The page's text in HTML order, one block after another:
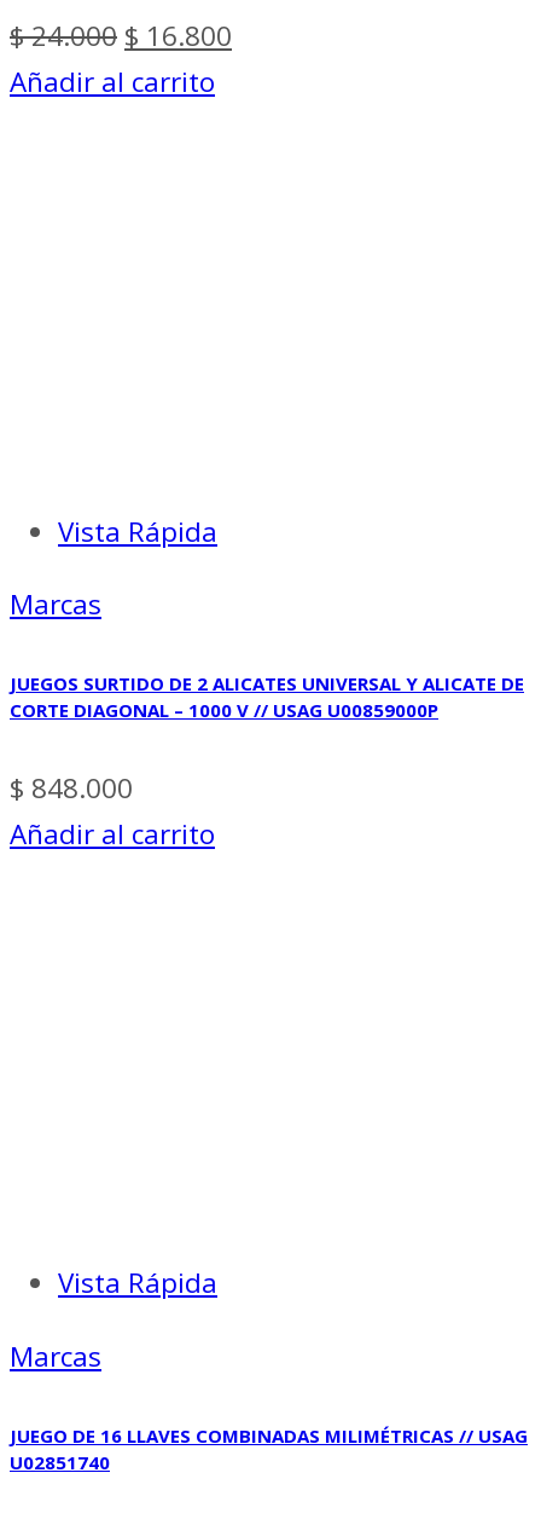
$24.000 El
precio
$ 16.800
Añadir al carrito
Vista Rápida
Marcas
JUEGOS SURTIDO DE 2 ALICATES UNIVERSAL Y ALICATE DE
CORTE DIAGONAL – 1000 V // USAG U00859000P
$ 848.000
Añadir al carrito
Vista Rápida
Marcas
JUEGO DE 16 LLAVES COMBINADAS MILIMÉTRICAS // USAG
U02851740